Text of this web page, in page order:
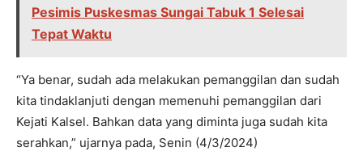
Pesimis Puskesmas Sungai Tabuk 1 Selesai
Tepat Waktu
“Ya benar, sudah ada melakukan pemanggilan dan sudah
kita tindaklanjuti dengan memenuhi pemanggilan dari
Kejati Kalsel. Bahkan data yang diminta juga sudah kita
serahkan,” ujarnya pada, Senin (4/3/2024)